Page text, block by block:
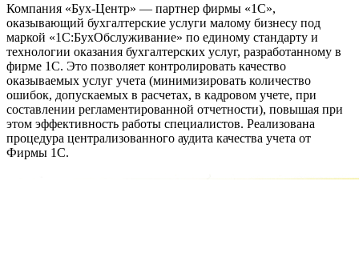
Компания «Бух-Центр» — партнер фирмы «1С»,
оказывающий бухгалтерские услуги малому бизнесу под
маркой «1С:БухОбслуживание» по единому стандарту и
технологии оказания бухгалтерских услуг, разработанному в
фирме 1С. Это позволяет контролировать качество
оказываемых услуг учета (минимизировать количество
ошибок, допускаемых в расчетах, в кадровом учете, при
составлении регламентированной отчетности), повышая при
этом эффективность работы специалистов. Реализована
процедура централизованного аудита качества учета от
Фирмы 1С.